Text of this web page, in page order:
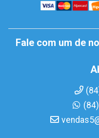
Fale com um de